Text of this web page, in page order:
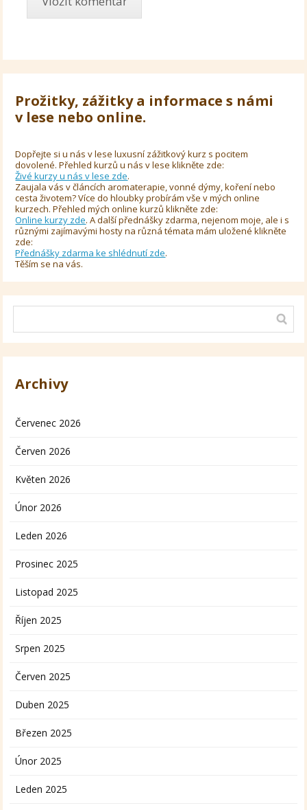
Prožitky, zážitky a informace s námi
v lese nebo online.
Dopřejte si u nás v lese luxusní zážitkový kurz s pocitem
dovolené. Přehled kurzů u nás v lese klikněte zde:
Živé kurzy u nás v lese zde.
Zaujala vás v článcích aromaterapie, vonné dýmy, koření nebo
cesta životem? Více do hloubky probírám vše v mých online
kurzech. Přehled mých online kurzů klikněte zde:
Online kurzy zde. A další přednášky zdarma, nejenom moje, ale i s
různými zajímavými hosty na různá témata mám uložené klikněte
zde:
Přednášky zdarma ke shlédnutí zde.
Těším se na vás.
Archivy
Červenec 2026
Červen 2026
Květen 2026
Únor 2026
Leden 2026
Prosinec 2025
Listopad 2025
Říjen 2025
Srpen 2025
Červen 2025
Duben 2025
Březen 2025
Únor 2025
Leden 2025